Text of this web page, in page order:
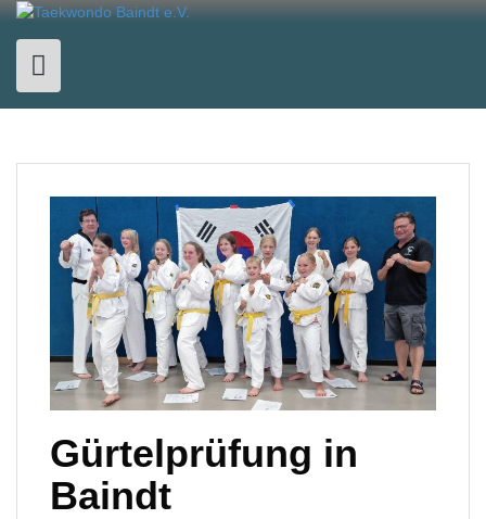
Skip
content
Gürtelprüfung in
Baindt